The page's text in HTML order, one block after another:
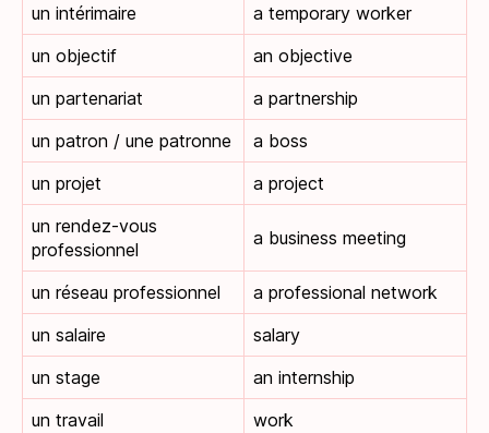
un intérimaire
a temporary worker
un objectif
an objective
un partenariat
a partnership
un patron / une patronne
a boss
un projet
a project
un rendez-vous
professionnel
a business meeting
un réseau professionnel
a professional network
un salaire
salary
un stage
an internship
un travail
work